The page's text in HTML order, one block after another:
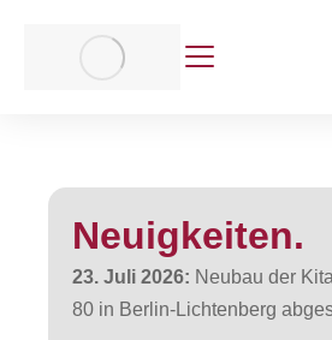
Neuigkeiten.
23. Juli 2026: Neubau der
80 in Berlin-Lichtenberg